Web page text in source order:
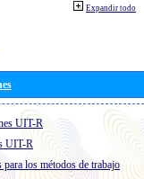
Expandir todo
UIT-R
UIT-R
para los métodos de trabajo